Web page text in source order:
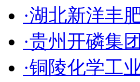
·湖北新洋丰
·贵州开磷集
·铜陵化学工